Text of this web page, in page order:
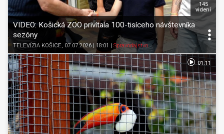
VIDEO: Košická ZOO privítala 100-tisíceho návštevníka
sezóny
TELEVÍZIA KOŠICE, 07.07.2026 | 18:01 Spravodajstvo
145
videní
01:11